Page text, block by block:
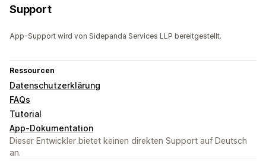
Support
App-Support wird von Sidepanda Services LLP bereitgestellt.
Ressourcen
Datenschutzerklärung
FAQs
Tutorial
App-Dokumentation
Dieser Entwickler bietet keinen direkten Support auf Deutsch
an.